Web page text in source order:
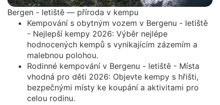
Bergen - letiště — příroda v kempu
Kempování s obytným vozem v Bergenu - letiště
- Nejlepší kempy 2026: Výběr nejlépe
hodnocených kempů s vynikajícím zázemím a
malebnou polohou.
Rodinné kempování v Bergenu - letiště - Místa
vhodná pro děti 2026: Objevte kempy s hřišti,
bezpečnými místy ke koupání a aktivitami pro
celou rodinu.